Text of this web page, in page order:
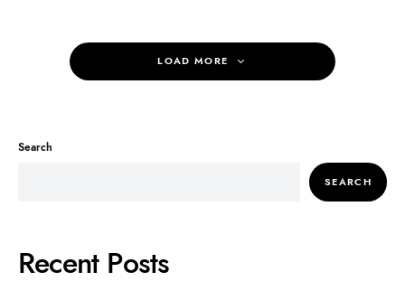
LOAD MORE
Search
SEARCH
Recent Posts